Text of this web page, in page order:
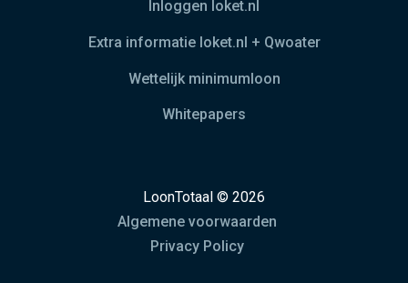
Inloggen loket.nl
Extra informatie loket.nl + Qwoater
Wettelijk minimumloon
Whitepapers
LoonTotaal © 2026
Algemene voorwaarden
Privacy Policy